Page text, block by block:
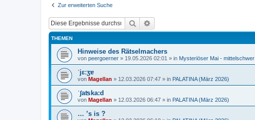
Zur erweiterten Suche
Suche
THEMEN
Hinweise des Rätselmachers
von peergoerner » 19.05.2026 02:01 » in Mysteriöser Mai - mittelschwer
ˈjɛːʒɐ
von Magellan » 12.03.2026 07:47 » in PALATINA (März 2026)
ˈʃaʦka:d
von Magellan » 12.03.2026 06:47 » in PALATINA (März 2026)
… ’s is ?